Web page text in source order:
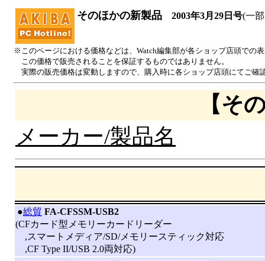
そのほかの新製品 2003年3月29日号(一
※このページにおける価格などは、Watch編集部が各ショップ店頭での
この価格で販売されることを保証するものではありません。
実際の販売価格は変動しますので、購入時に各ショップ店頭にてご確
【そ
メーカー/製品名
●総貿 FA-CFSSM-USB2
(CFカード型メモリーカードリーダー
,スマートメディア/SD/メモリースティック対応
,CF Type II/USB 2.0両対応)